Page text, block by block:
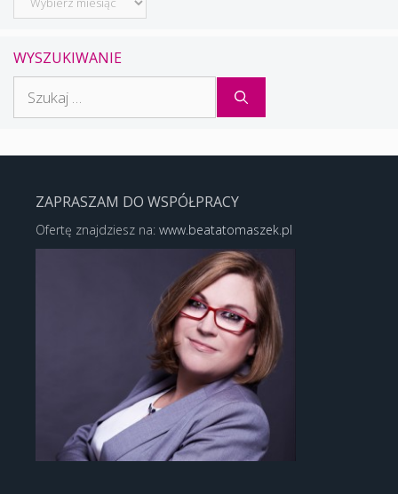
WYSZUKIWANIE
ZAPRASZAM DO WSPÓŁPRACY
Ofertę znajdziesz na: www.beatatomaszek.pl